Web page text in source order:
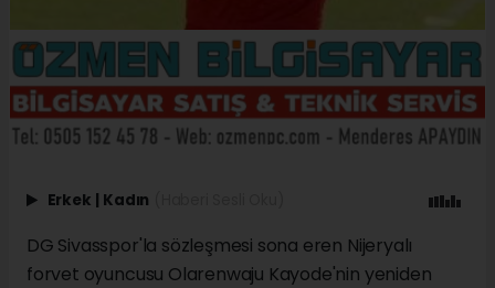
Erkek | Kadın
DG Sivasspor'la sözleşmesi sona eren Nijeryalı
forvet oyuncusu Olarenwaju Kayode'nin yeniden